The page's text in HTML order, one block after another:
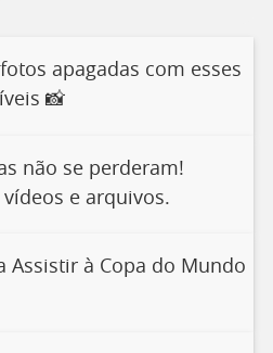
apagadas com esses
📸
não se perderam!
vídeos e arquivos.
Assistir à Copa do Mundo